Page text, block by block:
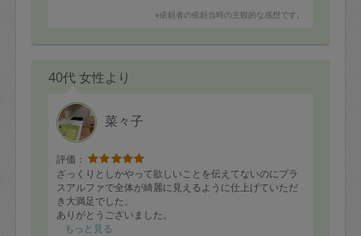
※依頼者の依頼当時の主観的な感想です。
40代 女性より
菜々子
評価：
ざっくりとしかやって欲しいことを伝えてないのにプラ
スアルファで全体が綺麗に見えるように仕上げていただ
き大満足でした。
ありがとうございました。
もっと見る